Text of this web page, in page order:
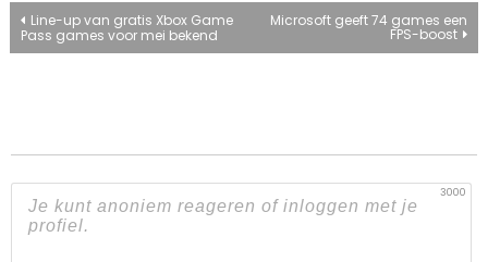
Bericht
Line-up van gratis Xbox Game
Pass games voor mei bekend
Microsoft geeft 74 games een
FPS-boost
3000